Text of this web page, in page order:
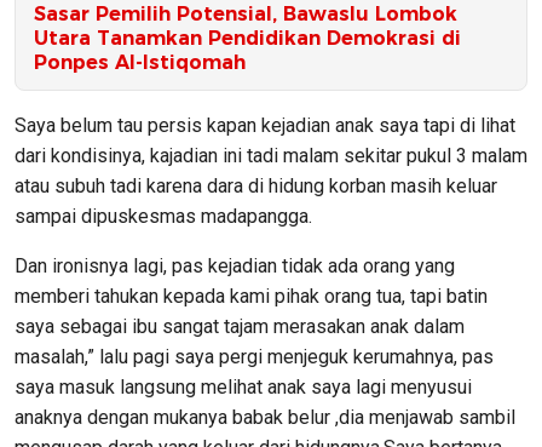
Sasar Pemilih Potensial, Bawaslu Lombok
Utara Tanamkan Pendidikan Demokrasi di
Ponpes Al-Istiqomah
Saya belum tau persis kapan kejadian anak saya tapi di lihat
dari kondisinya, kajadian ini tadi malam sekitar pukul 3 malam
atau subuh tadi karena dara di hidung korban masih keluar
sampai dipuskesmas madapangga.
Dan ironisnya lagi, pas kejadian tidak ada orang yang
memberi tahukan kepada kami pihak orang tua, tapi batin
saya sebagai ibu sangat tajam merasakan anak dalam
masalah,” lalu pagi saya pergi menjeguk kerumahnya, pas
saya masuk langsung melihat anak saya lagi menyusui
anaknya dengan mukanya babak belur ,dia menjawab sambil